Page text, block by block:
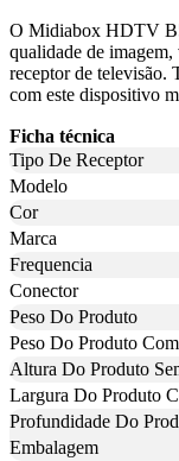
O Midiabox HDTV
qualidade de imagem,
receptor de televisão.
com este dispositivo
Ficha técnica
Tipo De Receptor
Modelo
Cor
Marca
Frequencia
Conector
Peso Do Produto
Peso Do Produto
Altura Do Produto
Largura Do Produto
Profundidade Do
Embalagem